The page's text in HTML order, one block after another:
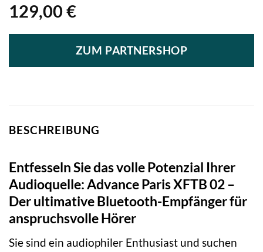
129,00 €
ZUM PARTNERSHOP
BESCHREIBUNG
Entfesseln Sie das volle Potenzial Ihrer
Audioquelle: Advance Paris XFTB 02 –
Der ultimative Bluetooth-Empfänger für
anspruchsvolle Hörer
Sie sind ein audiophiler Enthusiast und suchen